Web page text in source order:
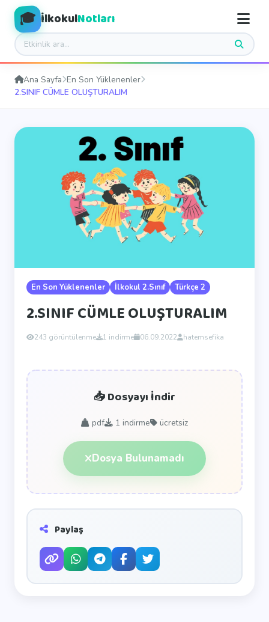
🎓 İlkokulNotları
Ana Sayfa En Son Yüklenenler
2.SINIF CÜMLE OLUŞTURALIM
En Son Yüklenenler İlkokul 2.Sınıf Türkçe 2
2.SINIF CÜMLE OLUŞTURALIM
243 görüntülenme 1 indirme 06.09.2022 hatemsefika
📥 Dosyayı İndir
pdf 1 indirme ücretsiz
Dosya Bulunamadı
Paylaş